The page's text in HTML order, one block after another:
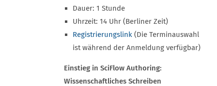
Dauer: 1 Stunde
Uhrzeit: 14 Uhr (Berliner Zeit)
Registrierungslink (Die Terminauswahl
ist während der Anmeldung verfügbar)
Einstieg in SciFlow Authoring:
Wissenschaftliches Schreiben